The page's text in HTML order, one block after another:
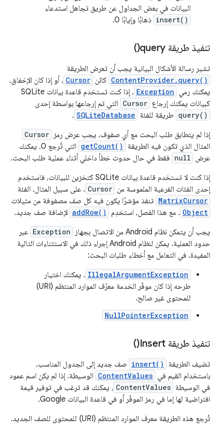
البيانات في بعض الجداول عن طريق تجاهل استدعاء
insert() ذهابًا وإيابًا 0.
تنفيذ طريقة query(
)
تشير رسالة الأشكال البيانية يجب أن تعرض الطريقة
ContentProvider.query() كائن Cursor ، أو إذا كان الإخفاق،
يمكنك رمي Exception
. إذا كنت تستخدم قاعدة بيانات SQLite
كبيانات يمكنك إرجاع Cursor التي تم إرجاعها بواسطة إحدى
query() طريقة للفئة SQLiteDatabase
.
إذا لم يتطابق طلب البحث مع أي صفوف، يجب عرض رمز Cursor
المثال الذي تكون فيه الطريقة getCount()
التي تُرجع 0. يمكنك
عرض null فقط في حال حدوث خطأ داخلي أثناء عملية طلب البحث.
إذا كنت لا تستخدم قاعدة بيانات SQLite كتخزين للبيانات، فاستخدم
إحدى الفئات الفرعية الملموسة من Cursor . على سبيل المثال، الفئة
MatrixCursor تنفذ مؤشرًا يكون فيه كل صف مصفوفة من مثيلات
Object . مع هذا الفصل، استخدِم addRow() لإضافة صف جديد.
يجب أن يتمكن نظام Android من الاتصال بجهاز
Exception عبر
حدود العملية. يمكن لنظام Android إجراء ذلك في الاستثناءات التالية
المفيدة. في التعامل مع أخطاء طلبات البحث:
IllegalArgumentException . يمكنك اختيار
طرحه إذا كان موفّر الخدمة معرّف الموارد المنتظم (URI)
للمحتوى غير صالح.
NullPointerException
تنفيذ طريقة Insert(
)
تضيف الطريقة insert() صف جديد إلى الجدول المناسب،
باستخدام القيم في ContentValues الوسيطة. إذا لم يكن اسم عمود
في الوسيطة ContentValues ، يمكنك قد ترغب في توفير قيمة
افتراضية لها إما في رمز الموفّر أو في قاعدة البيانات Google.
تُرجع هذه الطريقة معرف الموارد المنتظم (URI) للمحتوى للصف الجديد.